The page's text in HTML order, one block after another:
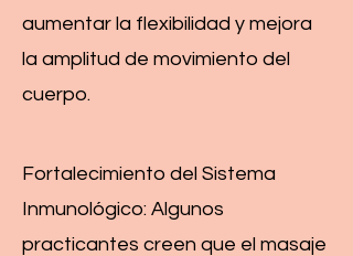
aumentar la flexibilidad y mejora
la amplitud de movimiento del
cuerpo.
Fortalecimiento del Sistema
Inmunológico: Algunos
practicantes creen que el masaje